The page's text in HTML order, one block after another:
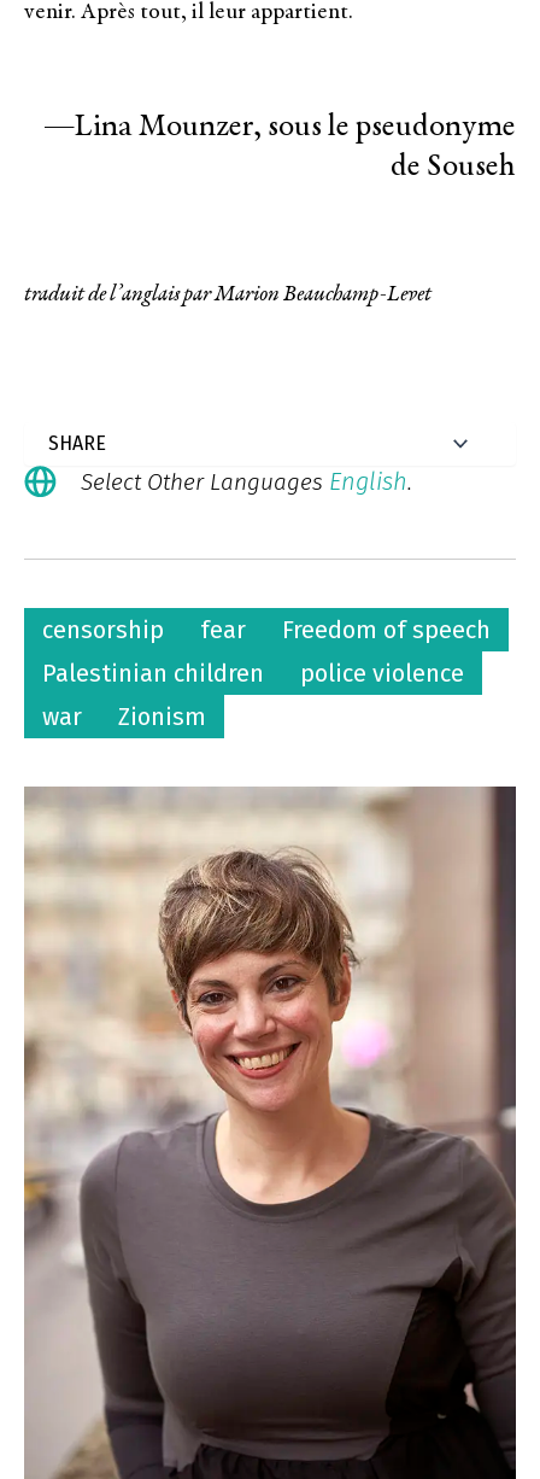
venir. Après tout, il leur appartient.
—Lina Mounzer, sous le pseudonyme
de Souseh
traduit de l’anglais par Marion Beauchamp-Levet
Select Other Languages English.
censorship fear
Freedom of speech
Palestinian children
police violence
war
Zionism